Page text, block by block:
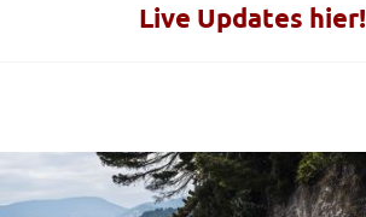
Live Updates hier!